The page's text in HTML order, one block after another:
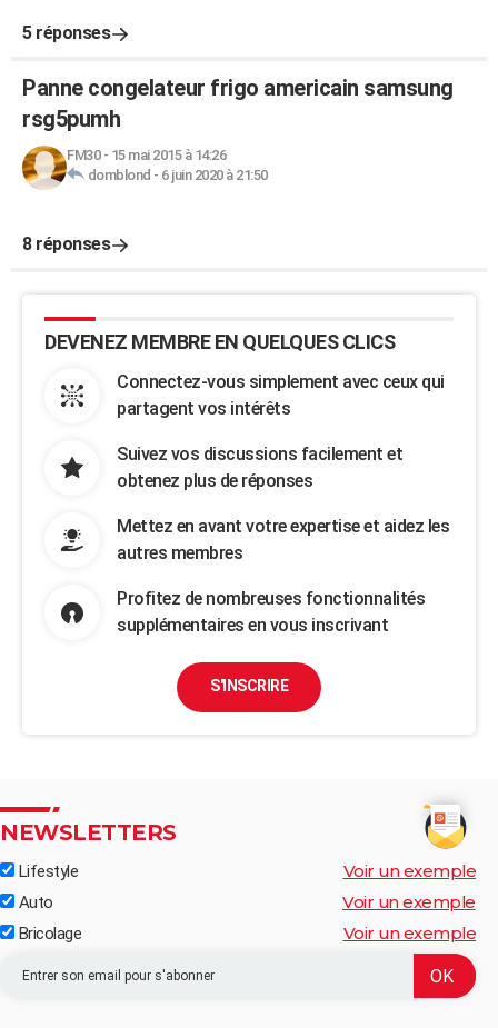
5 réponses
Panne congelateur frigo americain samsung
rsg5pumh
FM30- 15 mai 2015 à 14:26
domblond - 6 juin 2020 à 21:50
8 réponses
DEVENEZ MEMBRE EN QUELQUES CLICS
Connectez-vous simplement avec ceux qui
partagent vos intérêts
Suivez vos discussions facilement et
obtenez plus de réponses
Mettez en avant votre expertise et aidez les
autres membres
Profitez de nombreuses fonctionnalités
supplémentaires en vous inscrivant
S'INSCRIRE
NEWSLETTERS
Lifestyle Voir un exemple
Auto Voir un exemple
Bricolage Voir un exemple